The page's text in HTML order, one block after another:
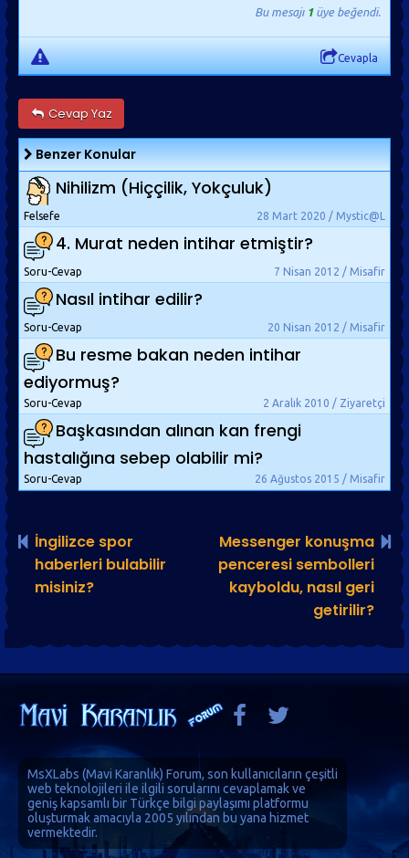
Bu mesajı 1üye beğendi.
Cevapla
Cevap Yaz
Benzer Konular
Nihilizm (Hiççilik, Yokçuluk)
28 Mart 2020 / Mystic@L
Felsefe
4. Murat neden intihar etmiştir?
7 Nisan 2012 / Misafir
Soru-Cevap
Nasıl intihar edilir?
20 Nisan 2012 / Misafir
Soru-Cevap
Bu resme bakan neden intihar
ediyormuş?
2 Aralık 2010 / Ziyaretçi
Soru-Cevap
Başkasından alınan kan frengi
hastalığına sebep olabilir mi?
26 Ağustos 2015 / Misafir
Soru-Cevap
İngilizce spor
haberleri bulabilir
misiniz?
Messenger konuşma
penceresi sembolleri
kayboldu, nasıl geri
getirilir?
MsXLabs (Mavi Karanlık) Forum, son kullanıcıların çeşitli
web teknolojileri ile ilgili sorularını cevaplamak ve
geniş kapsamlı bir Türkçe bilgi paylaşımı platformu
oluşturmak amacıyla 2005 yılından bu yana hizmet
vermektedir.